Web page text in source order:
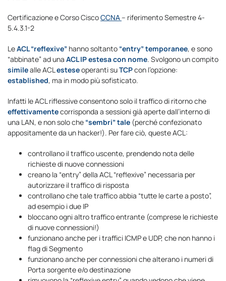
Certificazione e Corso CiscoCCNA– riferimento Semestre 4-
5.4.3.1-2
LeACL “reflexive” hanno soltanto “entry” temporanee, e sono
“abbinate” ad una ACL IP estesa con nome. Svolgono un compito
similealle ACLesteseoperanti suTCPcon l’opzione:
established, ma in modo più sofisticato.
Infatti le ACL riflessive consentono solo il traffico di ritorno che
effettivamentecorrisponda a sessioni già aperte dall’interno di
una LAN, e non solo che “sembri” tale (perché confezionato
appositamente da un hacker!). Per fare ciò, queste ACL:
controllano il traffico uscente, prendendo nota delle
richieste di nuove connessioni
creano la “entry” della ACL “reflexive” necessaria per
autorizzare il traffico di risposta
controllano che tale traffico abbia “tutte le carte a posto”,
ad esempio i due IP
bloccano ogni altro traffico entrante (comprese le richieste
di nuove connessioni!)
funzionano anche per i traffici ICMP e UDP, che non hanno i
flag di Segmento
funzionano anche per connessioni che alterano i numeri di
Porta sorgente e/o destinazione